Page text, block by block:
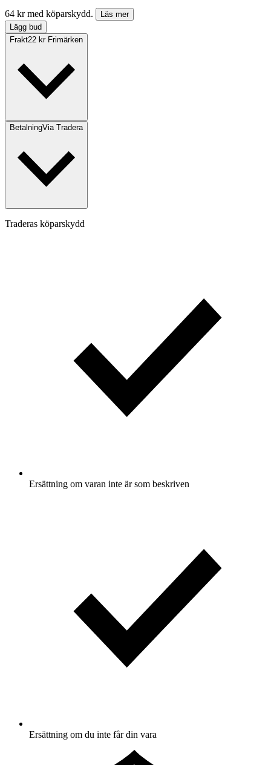
64 kr med köparskydd.
Läs mer
Lägg bud
Frakt22 kr Frimärken
BetalningVia Tradera
Traderas köparskydd
Ersättning om varan inte är som beskriven
Ersättning om du inte får din vara